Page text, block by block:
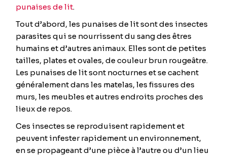
punaises de lit.
Tout d’abord, les punaises de lit sont des insectes
parasites qui se nourrissent du sang des êtres
humains et d’autres animaux. Elles sont de petites
tailles, plates et ovales, de couleur brun rougeâtre.
Les punaises de lit sont nocturnes et se cachent
généralement dans les matelas, les fissures des
murs, les meubles et autres endroits proches des
lieux de repos.
Ces insectes se reproduisent rapidement et
peuvent infester rapidement un environnement,
en se propageant d’une pièce à l’autre ou d’un lieu